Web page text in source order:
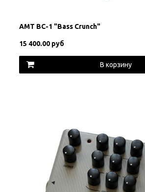
AMT BC-1 "Bass Crunch"
15 400.00 руб
В корзину